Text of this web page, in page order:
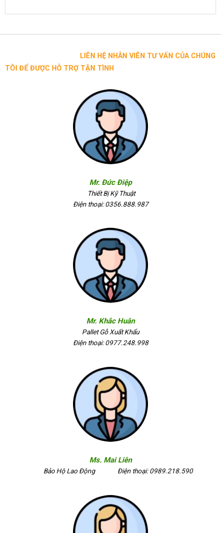
LIÊN HỆ NHÂN VIÊN TƯ VẤN CỦA CHÚNG
TÔI ĐỂ ĐƯỢC HỖ TRỢ TẬN TÌNH
Mr. Đức Điệp
Thiết Bị Kỹ Thuật
Điện thoại: 0356.888.987
Mr. Khắc Huân
Pallet Gỗ Xuất Khẩu
Điện thoại: 0977.248.998
Ms. Mai Liên
Bảo Hộ Lao Động Điện thoại: 0989.218.590